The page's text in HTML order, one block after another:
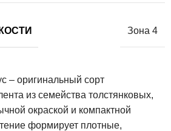
Зона 4
– оригинальный сорт
из семейства толстянковых,
окраской и компактной
формирует плотные,